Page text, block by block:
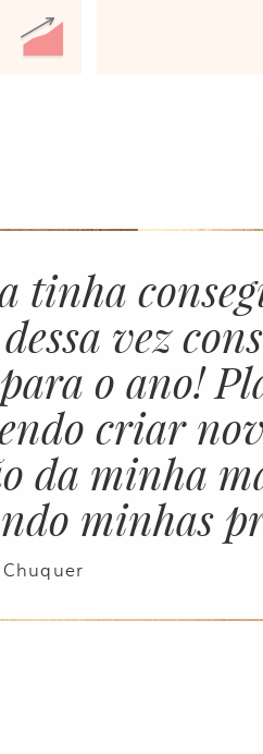
tinha
vez
o ano!
criar
da minha
minhas